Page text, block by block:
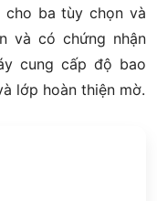
cho ba tùy chọn và
và có chứng nhận
cung cấp độ bao
lớp hoàn thiện mờ.